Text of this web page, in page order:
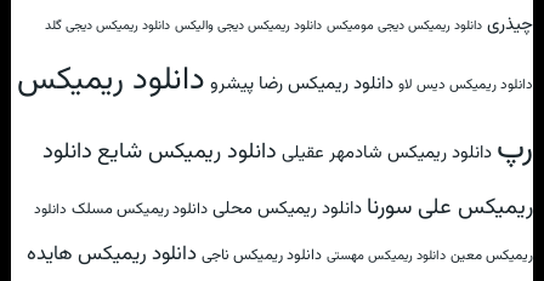
چیذری دانلود ریمیکس دیجی مومیکس دانلود ریمیکس دیجی والیکس دانلود ریمیکس دیجی گلد
دانلود ریمیکس دیس لاو دانلود ریمیکس رضا پیشرو دانلود ریمیکس
رپ دانلود ریمیکس شادمهر عقیلی دانلود ریمیکس شایع دانلود
ریمیکس علی سورنا دانلود ریمیکس محلی دانلود ریمیکس مسلک دانلود
ریمیکس معین دانلود ریمیکس مهستی دانلود ریمیکس ناجی دانلود ریمیکس هایده